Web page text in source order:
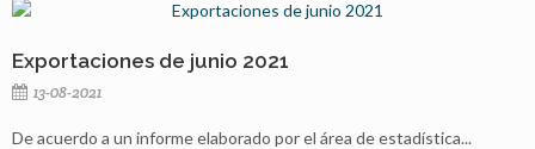
Exportaciones de junio 2021
13-08-2021
De acuerdo a un informe elaborado por el área de estadística...